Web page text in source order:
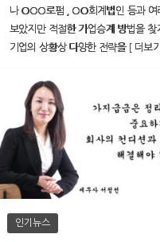
나 OOO로펌 , OO회계법인 등과 여
보았지만 적절한 가업승계 방법을 찾
기업의 상황상 다양한 전략을 [ 더보
인기뉴스